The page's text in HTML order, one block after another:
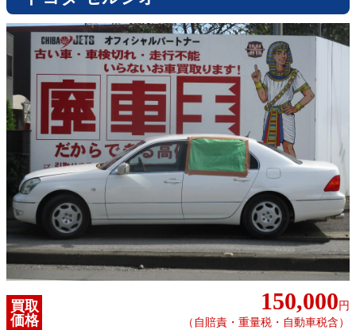
買取
価格
150,000 円
（自賠責・重量税・自動車税含）